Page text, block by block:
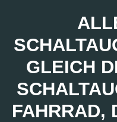
GLEICH
FAHRRAD,